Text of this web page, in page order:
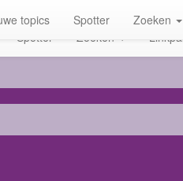
Spotter Zoeken
topics Spotter Zoeken